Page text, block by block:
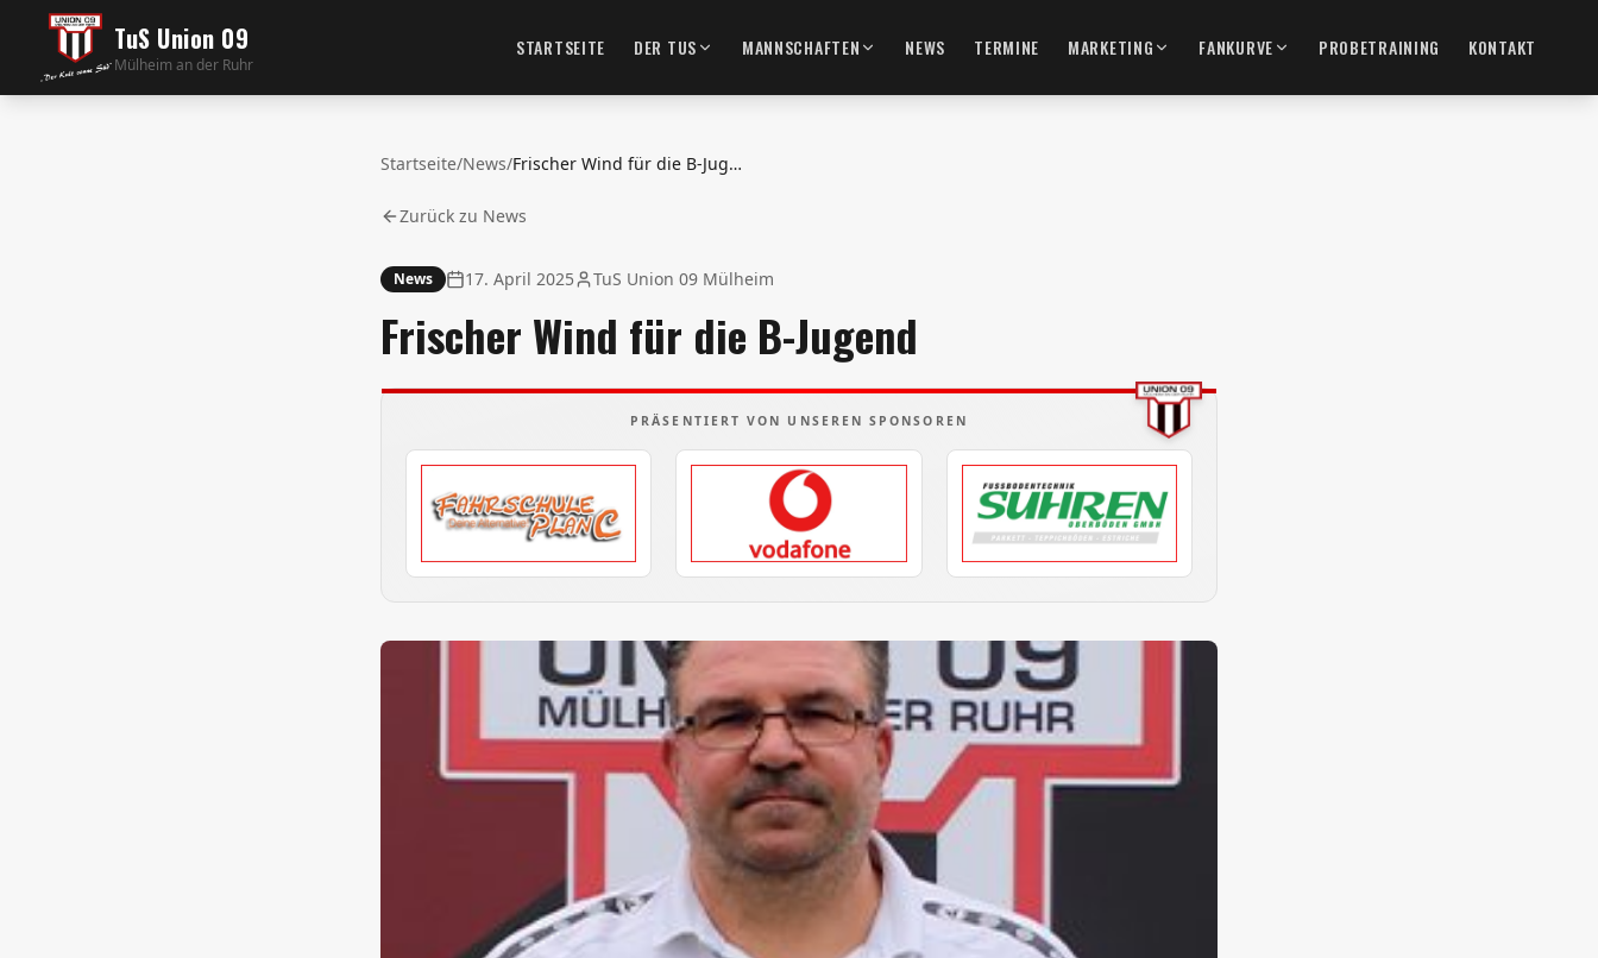
TuS Union 09
Mülheim an der Ruhr
STARTSEITE DER TUS MANNSCHAFTEN NEWS TERMINE MARKETING FANKURVE PROBETRAINING KONTAKT
Startseite/News/ Frischer Wind für die B-Jugend
Zurück zu News
News 17. April 2025 TuS Union 09 Mülheim
Frischer Wind für die B-Jugend
PRÄSENTIERT VON UNSEREN SPONSOREN